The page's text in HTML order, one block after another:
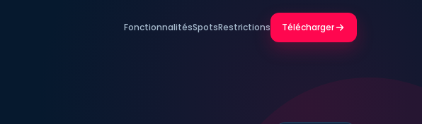
FonctionnalitésSpotsRestrictions Télécharger